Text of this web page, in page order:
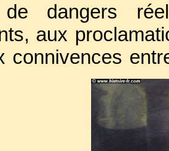
dangers
aux
connivences
provinces
du 14 juillet
disposaient à la